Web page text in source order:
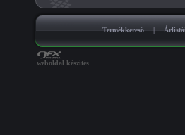
Termékkereső |
weboldal készítés